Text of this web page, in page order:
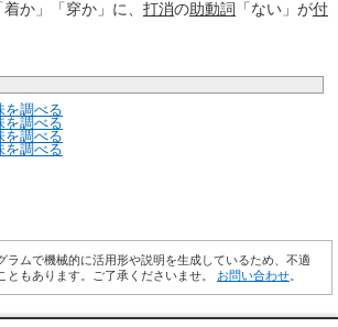
か」「穿か」に、 打消の助動詞 「ない」が付
を調べる
を調べる
を調べる
を調べる
ラムで機械的に活用形や説明を生成しているため、不適
ともあります。ご了承くださいませ。 お問い合わせ